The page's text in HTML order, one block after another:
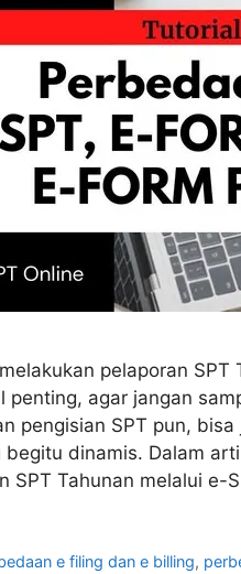
pelaporan
penting, agar jangan
pengisian SPT pun,
dinamis. Dalam
SPT Tahunan melalui e-
e filing dan e billing,